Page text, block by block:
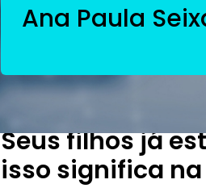
Ana Paula
Vivenciando conteúdos
Seus filhos já
isso significa